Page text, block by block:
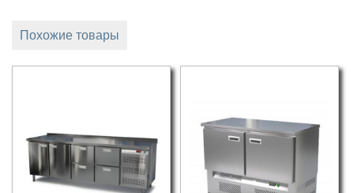
Похожие товары